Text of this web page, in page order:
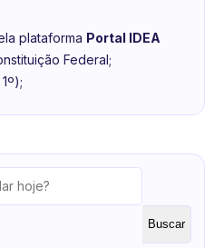
plataforma Portal IDEA
Federal;
Buscar